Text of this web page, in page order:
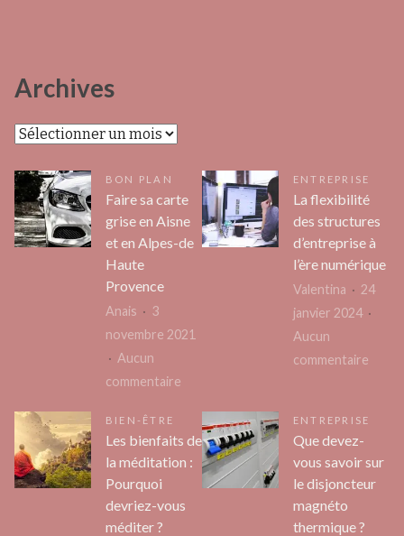
Archives
Archives
BON PLAN
Faire sa carte
grise en Aisne
et en Alpes-de
Haute
Provence
Anais
3
novembre 2021
Aucun
commentaire
carte
grise
ENTREPRISE
La flexibilité
des structures
d’entreprise à
l’ère numérique
Valentina
24
janvier 2024
Aucun
commentaire
BIEN-ÊTRE
Les bienfaits de
la méditation :
Pourquoi
devriez-vous
méditer ?
ENTREPRISE
Que devez-
vous savoir sur
le disjoncteur
magnéto
thermique ?